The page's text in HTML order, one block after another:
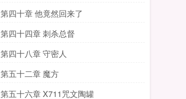
第四十章 他竟然回来了
第四十四章 刺杀总督
第四十八章 守密人
第五十二章 魔方
第五十六章 X711咒文陶罐